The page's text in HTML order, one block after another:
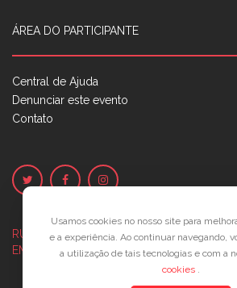
ÁREA DO PARTICIPANTE
Central de Ajuda
Denunciar este evento
Contato
RUA JOSÉ PONTES DE MAGALHÃES, 70
EMPRESARIAL JTR, ED. ÍTALIA, SALA 702
Usamos cookies no nosso site para
e a experiência. Ao continuar navegando,
a utilização de tais tecnologias e com a
cookies .